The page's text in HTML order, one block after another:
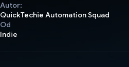
Autor:
QuickTechie Automation Squad
Od
Indie